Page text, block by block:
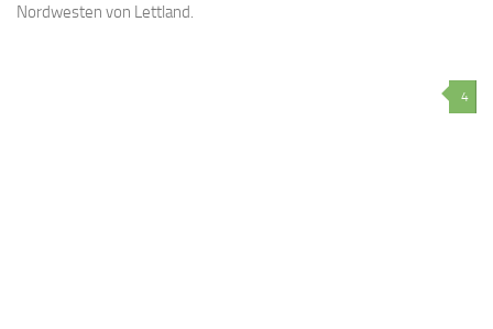
Nordwesten von Lettland.
4